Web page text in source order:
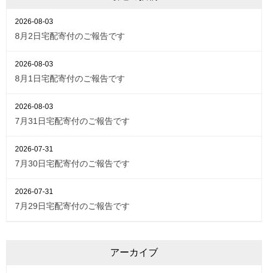
8月2日宅配寄付のご報告です
2026-08-03
8月1日宅配寄付のご報告です
2026-08-03
7月31日宅配寄付のご報告です
2026-08-03
7月30日宅配寄付のご報告です
2026-07-31
7月29日宅配寄付のご報告です
2026-07-31
アーカイブ